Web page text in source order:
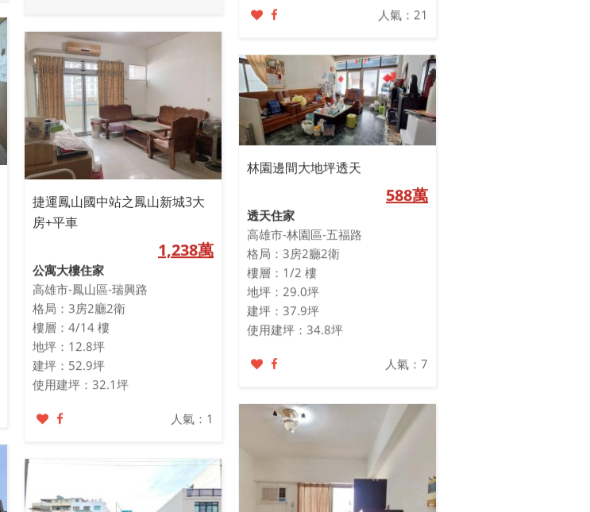
人氣：21
捷運鳳山國中站之鳳山新城3大
房+平車
1,238萬
公寓大樓住家
高雄市-鳳山區-瑞興路
格局：3房2廳2衛
樓層：4/14 樓
地坪：12.8坪
建坪：52.9坪
使用建坪：32.1坪
人氣：1
林園邊間大地坪透天
588萬
透天住家
高雄市-林園區-五福路
格局：3房2廳2衛
樓層：1/2 樓
地坪：29.0坪
建坪：37.9坪
使用建坪：34.8坪
人氣：7